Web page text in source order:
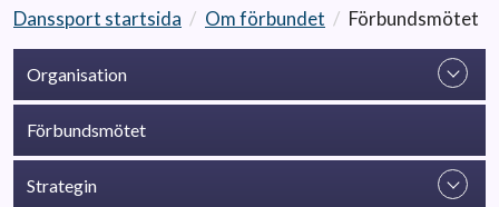
Danssport startsida / Om förbundet / Förbundsmötet
Organisation
Förbundsmötet
Strategin